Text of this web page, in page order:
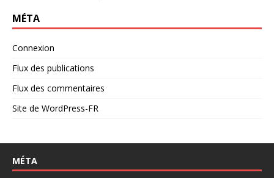
MÉTA
Connexion
Flux des publications
Flux des commentaires
Site de WordPress-FR
MÉTA